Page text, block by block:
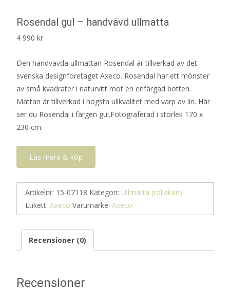
Rosendal gul – handvävd ullmatta
4 990 kr
Den handvävda ullmattan Rosendal är tillverkad av det
svenska designföretaget Axeco. Rosendal har ett mönster
av små kvadrater i naturvitt mot en enfärgad botten.
Mattan är tillverkad i högsta ullkvalitet med varp av lin. Här
ser du Rosendal i färgen gul.Fotograferad i storlek 170 x
230 cm.
Läs mera & köp
Artikelnr: 15-07118 Kategori: Ullmatta (röllakan)
Etikett: Axeco Varumärke: Axeco
Recensioner (0)
Recensioner